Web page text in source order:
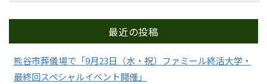
最近の投稿
熊谷市葬儀場で「9月23日（水・祝）ファミール終活大学・
最終回スペシャルイベント開催」